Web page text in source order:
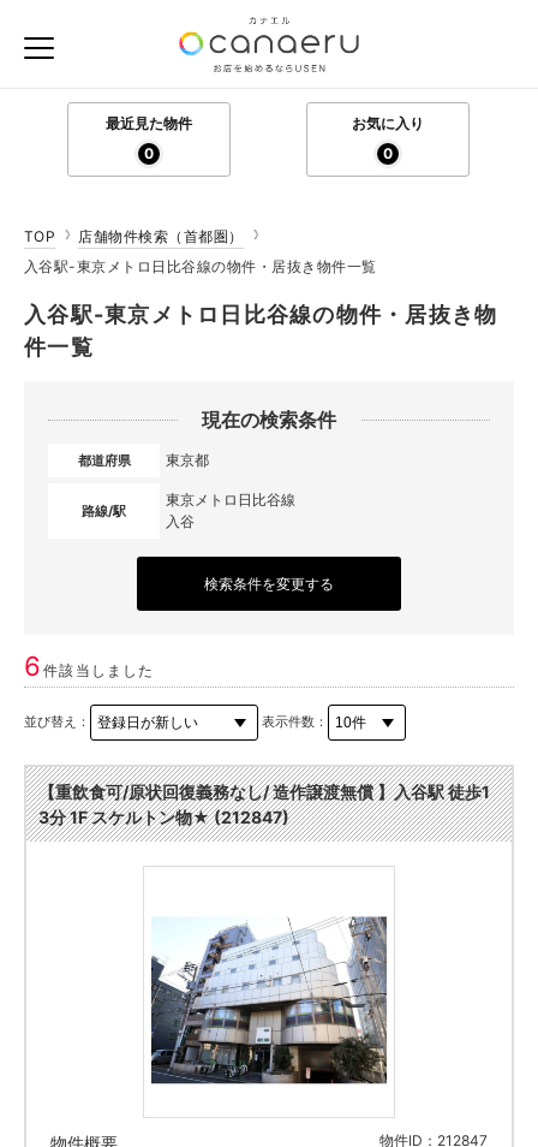
最近見た物件
0
お気に入り
0
TOP
店舗物件検索（首都圏）
入谷駅-東京メトロ日比谷線の物件・居抜き物件一覧
入谷駅-東京メトロ日比谷線の物件・居抜き物
件一覧
現在の検索条件
都道府県 東京都
路線/駅
東京メトロ日比谷線
入谷
検索条件を変更する
6件該当しました
並び替え： 表示件数：
【重飲食可/原状回復義務なし/ 造作譲渡無償 】入谷駅 徒歩1
3分 1F スケルトン物★ (212847)
物件概要 物件ID：212847